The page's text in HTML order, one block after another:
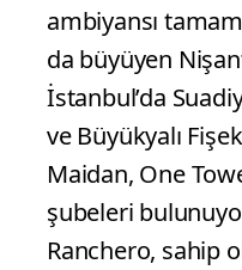
ambiyansı
da büyüyen
İstanbul’da
ve Büyükyalı
Maidan, One
şubeleri
Ranchero, sahip